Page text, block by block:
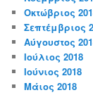
Οκτώβριος
Σεπτέμβριος
Αύγουστος
Ιούλιος 2018
Ιούνιος 2018
Μάιος 2018